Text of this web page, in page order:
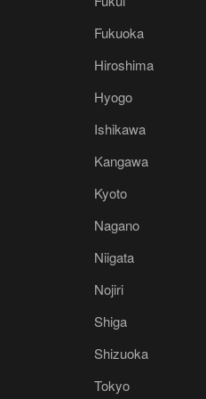
Fukuoka
Hiroshima
Hyogo
Ishikawa
Kangawa
Kyoto
Nagano
Niigata
Nojiri
Shiga
Shizuoka
Tokyo